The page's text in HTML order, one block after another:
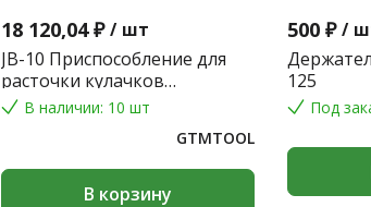
18 120,04 ₽ / шт
JB-10 Приспособление для
расточки кулачков
токарного патрона
В наличии: 10 шт
GTMTOOL
В корзину
500 ₽ /
125
Под